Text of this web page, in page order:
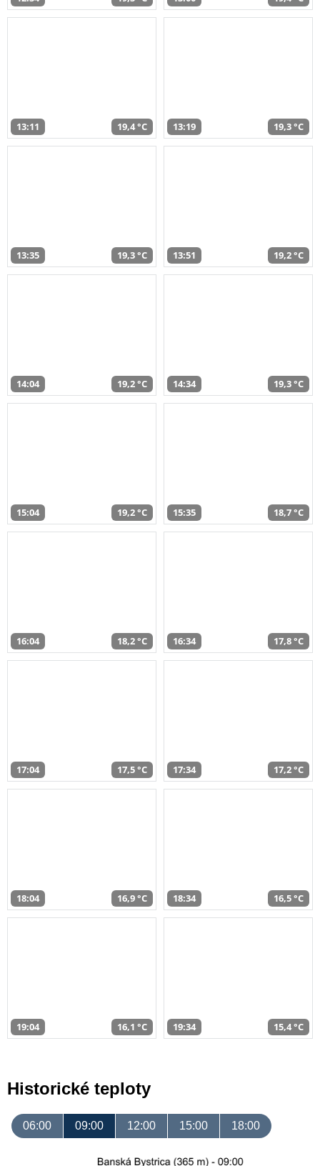
13:11 19,4 °C 13:19 19,3 °C
13:35 19,3 °C 13:51 19,2 °C
14:04 19,2 °C 14:34 19,3 °C
15:04 19,2 °C 15:35 18,7 °C
16:04 18,2 °C 16:34 17,8 °C
17:04 17,5 °C 17:34 17,2 °C
18:04 16,9 °C 18:34 16,5 °C
19:04 16,1 °C 19:34 15,4 °C
Historické teploty
06:00 09:00 12:00 15:00 18:00